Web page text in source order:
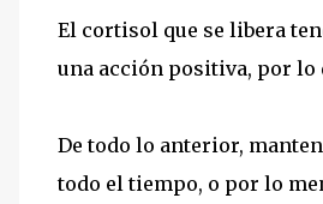
El cortisol que se libera
una acción positiva, por lo
De todo lo anterior,
todo el tiempo, o por lo